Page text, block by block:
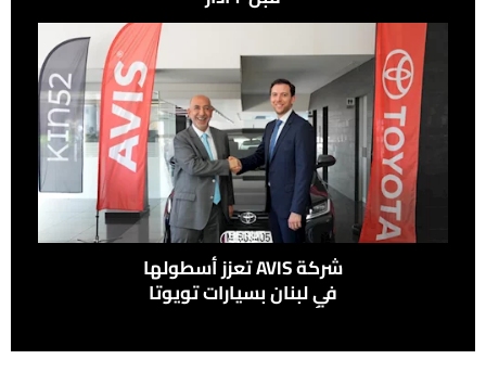
شركة ‎AVIS‎ تعزز أسطولها
في لبنان بسيارات تويوتا
تأكيدًا لالتزامها الدائم
بالجودة والتميز